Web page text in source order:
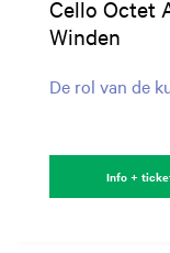
Cello Octet
Winden
De rol van de
Info +